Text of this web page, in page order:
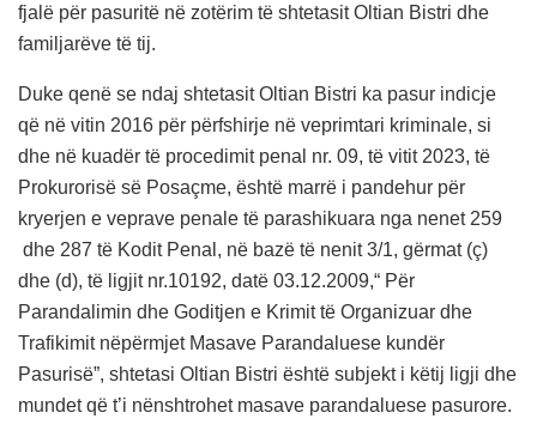
fjalë për pasuritë në zotërim të shtetasit Oltian Bistri dhe
familjarëve të tij.
Duke qenë se ndaj shtetasit Oltian Bistri ka pasur indicje
që në vitin 2016 për përfshirje në veprimtari kriminale, si
dhe në kuadër të procedimit penal nr. 09, të vitit 2023, të
Prokurorisë së Posaçme, është marrë i pandehur për
kryerjen e veprave penale të parashikuara nga nenet 259
dhe 287 të Kodit Penal, në bazë të nenit 3/1, gërmat (ç)
dhe (d), të ligjit nr.10192, datë 03.12.2009,“ Për
Parandalimin dhe Goditjen e Krimit të Organizuar dhe
Trafikimit nëpërmjet Masave Parandaluese kundër
Pasurisë”, shtetasi Oltian Bistri është subjekt i këtij ligji dhe
mundet që t’i nënshtrohet masave parandaluese pasurore.